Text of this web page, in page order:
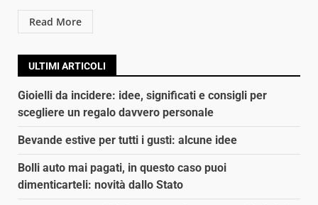
Read More
ULTIMI ARTICOLI
Gioielli da incidere: idee, significati e consigli per
scegliere un regalo davvero personale
Bevande estive per tutti i gusti: alcune idee
Bolli auto mai pagati, in questo caso puoi
dimenticarteli: novità dallo Stato